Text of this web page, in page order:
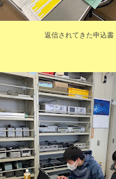
返信されてきた申込書